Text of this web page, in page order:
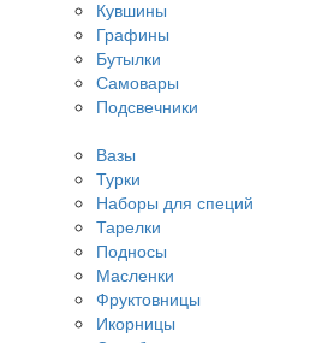
Кувшины
Графины
Бутылки
Самовары
Подсвечники
Вазы
Турки
Наборы для специй
Тарелки
Подносы
Масленки
Фруктовницы
Икорницы